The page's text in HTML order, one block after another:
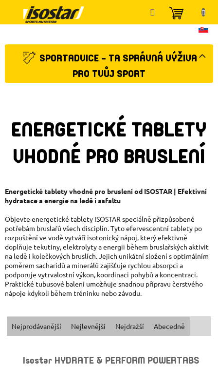
obsah
KOŠÍK
SPORTADVICE - TA SPRÁVNÁ VÝŽIVA
PRO TVŮJ SPORT
ENERGETICKÉ TABLETY
VHODNÉ PRO BRUSLENÍ
Energetické tablety vhodné pro bruslení od ISOSTAR | Efektivní
hydratace a energie na ledě i asfaltu
Objevte energetické tablety ISOSTAR speciálně přizpůsobené
potřebám bruslařů všech disciplín. Tyto efervescentní tablety po
rozpuštění ve vodě vytváří isotonický nápoj, který efektivně
doplňuje tekutiny, elektrolyty a energii během bruslařských aktivit
na ledě i kolečkových bruslích. Jejich unikátní složení s optimálním
poměrem sacharidů a minerálů zajišťuje rychlou absorpci a
podporuje vytrvalostní výkon, koordinaci pohybů a koncentraci.
Praktické tubusové balení umožňuje snadnou přípravu čerstvého
nápoje kdykoli během tréninku nebo závodu.
Ř
Nejprodávanější Nejlevnější Nejdražší Abecedně
Isostar HYDRATE & PERFORM POWERTABS